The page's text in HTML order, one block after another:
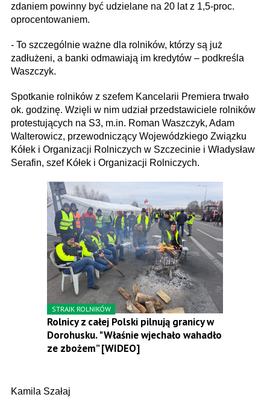
zdaniem powinny być udzielane na 20 lat z 1,5-proc.
oprocentowaniem.
- To szczególnie ważne dla rolników, którzy są już
zadłużeni, a banki odmawiają im kredytów – podkreśla
Waszczyk.
Spotkanie rolników z szefem Kancelarii Premiera trwało
ok. godzinę. Wzięli w nim udział przedstawiciele rolników
protestujących na S3, m.in. Roman Waszczyk, Adam
Walterowicz, przewodniczący Wojewódzkiego Związku
Kółek i Organizacji Rolniczych w Szczecinie i Władysław
Serafin, szef Kółek i Organizacji Rolniczych.
STRAJK ROLNIKÓW
Rolnicy z całej Polski pilnują granicy w
Dorohusku. "Właśnie wjechało wahadło
ze zbożem” [WIDEO]
Kamila Szałaj